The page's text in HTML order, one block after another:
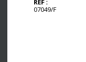
REF :
07049/F